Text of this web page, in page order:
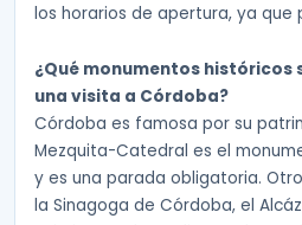
los horarios de apertura, ya que
¿Qué monumentos históricos
una visita a Córdoba?
Córdoba es famosa por su
Mezquita-Catedral es el
y es una parada obligatoria.
la Sinagoga de Córdoba, el